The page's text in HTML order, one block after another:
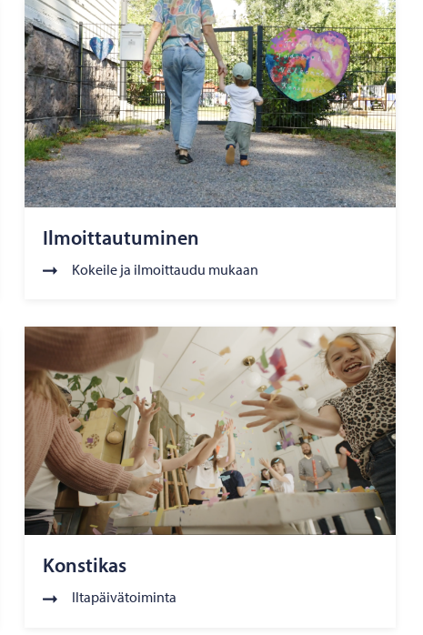
Ilmoittautuminen
Kokeile ja ilmoittaudu mukaan
Konstikas
Iltapäivätoiminta